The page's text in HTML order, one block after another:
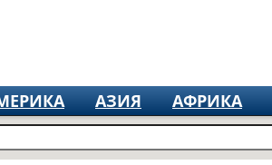
АЗИЯ АФРИКА